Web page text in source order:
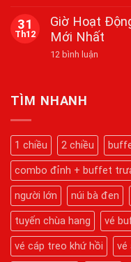
Thiêng,
Nguyện
Cầu
Mãn
Hoa
Tầm
Cao
Tại
Dịp
Tết
có
bình
luận
Cẩm
Núi
Bà
Hành
Trình
Chinh
Phục
Kỳ
Quan
Tâm
Linh
Chi
Tiết
Từ
A-
31
Th12
Giờ Hoạt
Mới Nhất
12 bình luận
Bà
Đen
Mới
Nhất
TÌM NHANH
1 chiều 2 chiều
combo đỉnh + buffet
người lớn
núi bà đen
tuyến chùa hang
vé
vé cáp treo khứ hồi
vé